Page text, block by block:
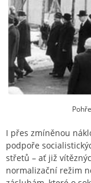
I přes zmíněnou
podpoře
střetů – ať již
normalizační režim